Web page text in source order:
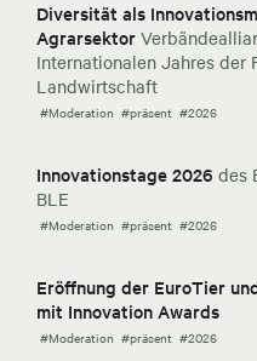
Diversität als
Agrarsektor
Internationalen Jahres der
Landwirtschaft
#Moderation #präsent #2026
Innovationstage 2026 des
BLE
#Moderation #präsent #2026
Eröffnung der EuroTier
mit Innovation Awards
#Moderation #präsent #2026